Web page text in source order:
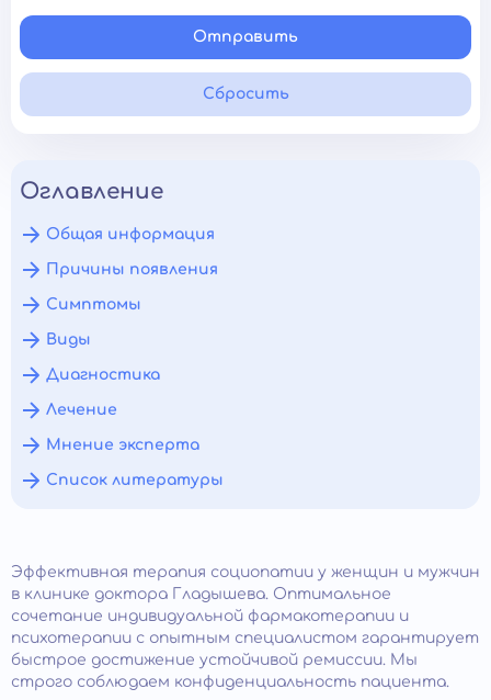
Отправить
Сбросить
Оглавление
Общая информация
Причины появления
Симптомы
Виды
Диагностика
Лечение
Мнение эксперта
Список литературы
Эффективная терапия социопатии у женщин и мужчин
в клинике доктора Гладышева. Оптимальное
сочетание индивидуальной фармакотерапии и
психотерапии с опытным специалистом гарантирует
быстрое достижение устойчивой ремиссии. Мы
строго соблюдаем конфиденциальность пациента.